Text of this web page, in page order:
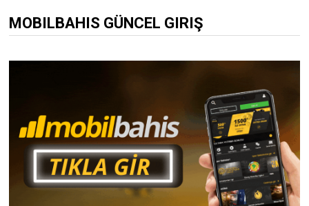
MOBILBAHIS GÜNCEL GIRIŞ